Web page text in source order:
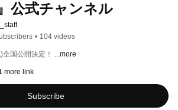
公式チャンネル
• 104 videos
国公開決定！ ...more
more link
Subscribe